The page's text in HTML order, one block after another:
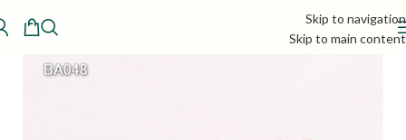
Skip to navigation
Skip to main content